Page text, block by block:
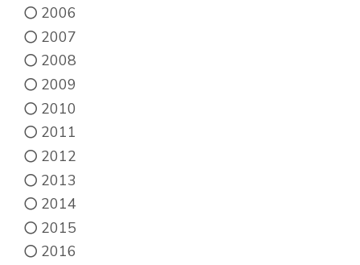
2006
2007
2008
2009
2010
2011
2012
2013
2014
2015
2016